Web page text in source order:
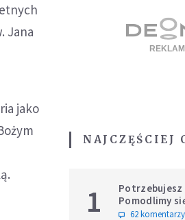
Jana
jako
NAJCZĘŚCIEJ
1
Potrzebujesz
Pomodlimy
intencji
62 komentarzy